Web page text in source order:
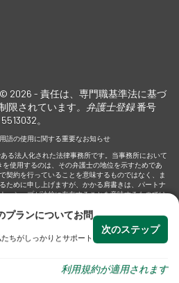
2026 - 責任は、専門職基準法に基づ
限されています。弁護士登録番号
5513032。
語の使用に関する重要なお知らせ
る法人化された法律事務所です。当事務所において
使用するのは、その弁護士の地位を示すためであ
契約を行っていることを意味するものではなく、ま
ために申し上げますが、かかる肩書きは、パートナ
ーシップが法的に存在することを意味するものでは
プランについてお問
ちがしっかりとサポート
次のステップ
利用規約が適用されます